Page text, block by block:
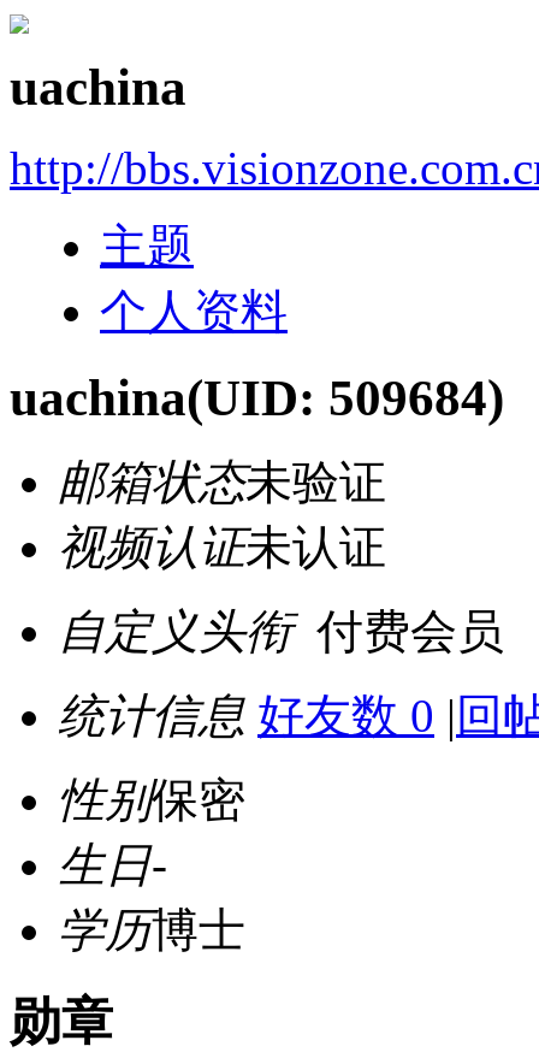
uachina
http://
主题
个人资料
uachina(UID: 509684)
邮箱状态未验证
视频认证未认证
自定义头衔 付费会员
统计信息 好友数 0 | 回
性别保密
生日-
学历博士
勋章